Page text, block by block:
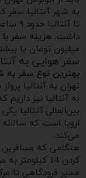
به شهر آنتالیا سفر
تا
داشت. هزینه سفر
میلیون تومان یا
سفر هوایی به
بهترین نوع سفر به
تهران به آنتالیا
به آنتالیا نیز
بین‌المللی آنتالیا
می‌کند.
هنگامی که مسافرین
کردن 14
مسیر فرودگاهی تا